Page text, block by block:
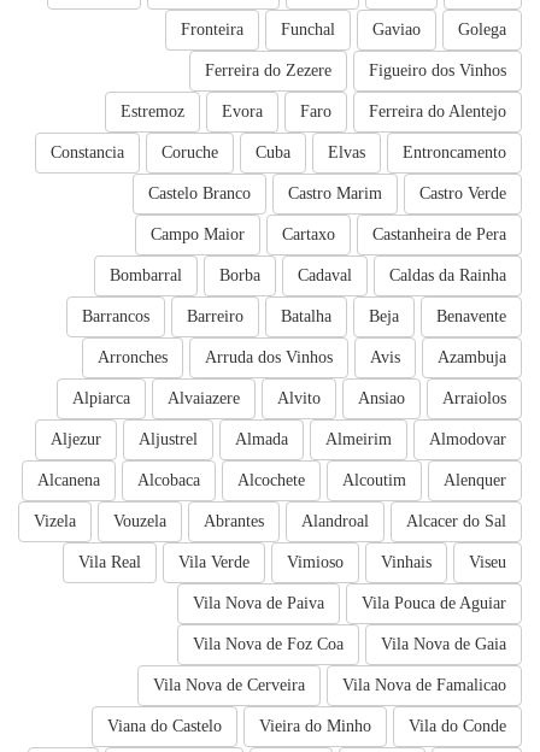
Golega
Gaviao
Funchal
Fronteira
Figueiro dos Vinhos
Ferreira do Zezere
Ferreira do Alentejo
Faro
Evora
Estremoz
Entroncamento
Elvas
Cuba
Coruche
Constancia
Castro Verde
Castro Marim
Castelo Branco
Castanheira de Pera
Cartaxo
Campo Maior
Caldas da Rainha
Cadaval
Borba
Bombarral
Benavente
Beja
Batalha
Barreiro
Barrancos
Azambuja
Avis
Arruda dos Vinhos
Arronches
Arraiolos
Ansiao
Alvito
Alvaiazere
Alpiarca
Almodovar
Almeirim
Almada
Aljustrel
Aljezur
Alenquer
Alcoutim
Alcochete
Alcobaca
Alcanena
Alcacer do Sal
Alandroal
Abrantes
Vouzela
Vizela
Viseu
Vinhais
Vimioso
Vila Verde
Vila Real
Vila Pouca de Aguiar
Vila Nova de Paiva
Vila Nova de Gaia
Vila Nova de Foz Coa
Vila Nova de Famalicao
Vila Nova de Cerveira
Vila do Conde
Vieira do Minho
Viana do Castelo